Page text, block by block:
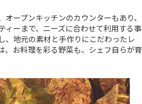
ープンキッチンのカウンターもあり、
ィーまで、ニーズに合わせて利用する事
、地元の素材と手作りにこだわったレ
、お料理を彩る野菜も、シェフ自らが育